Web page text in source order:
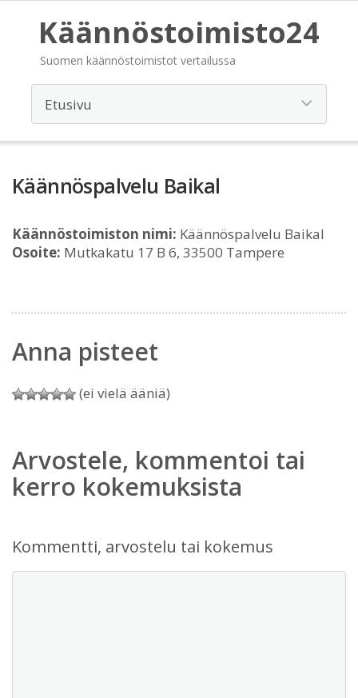
Käännöstoimisto24
Suomen käännöstoimistot vertailussa
Käännöspalvelu Baikal
Käännöstoimiston nimi: Käännöspalvelu Baikal
Osoite: Mutkakatu 17 B 6, 33500 Tampere
Anna pisteet
(ei vielä ääniä)
Arvostele, kommentoi tai
kerro kokemuksista
Kommentti, arvostelu tai kokemus